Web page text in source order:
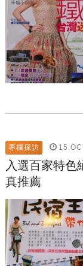
專欄採訪
入選百家特色
真推薦